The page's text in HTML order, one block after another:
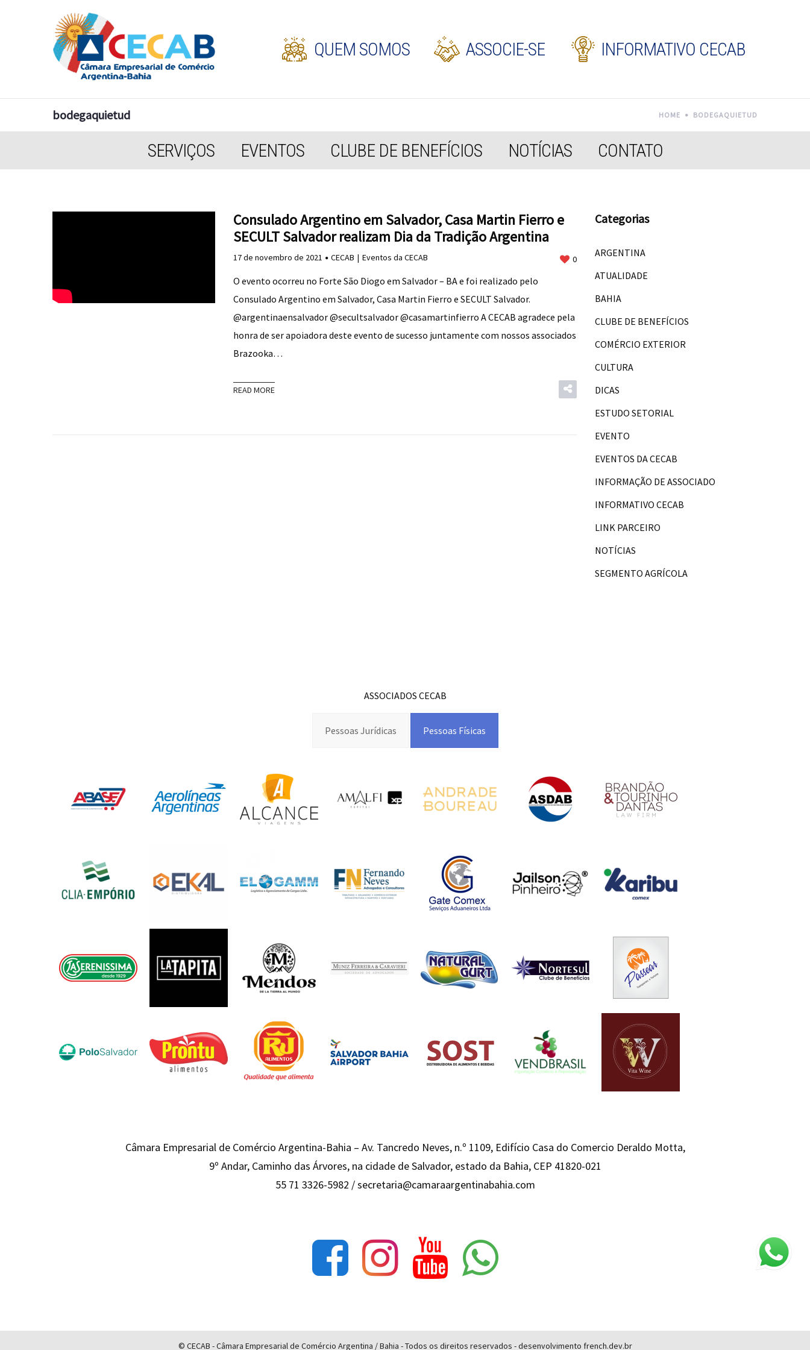
QUEM SOMOS ASSOCIE-SE INFORMATIVO CECAB
bodegaquietud HOME BODEGAQUIETUD
SERVIÇOS EVENTOS CLUBE DE BENEFÍCIOS NOTÍCIAS CONTATO
Consulado Argentino em Salvador, Casa Martin Fierro e
SECULT Salvador realizam Dia da Tradição Argentina
17 de novembro de 2021 CECAB Eventos da CECAB 0
O evento ocorreu no Forte São Diogo em Salvador – BA e foi realizado pelo
Consulado Argentino em Salvador, Casa Martin Fierro e SECULT Salvador.
@argentinaensalvador @secultsalvador @casamartinfierro A CECAB agradece pela
honra de ser apoiadora deste evento de sucesso juntamente com nossos associados
Brazooka…
READ MORE
Categorias
ARGENTINA
ATUALIDADE
BAHIA
CLUBE DE BENEFÍCIOS
COMÉRCIO EXTERIOR
CULTURA
DICAS
ESTUDO SETORIAL
EVENTO
EVENTOS DA CECAB
INFORMAÇÃO DE ASSOCIADO
INFORMATIVO CECAB
LINK PARCEIRO
NOTÍCIAS
SEGMENTO AGRÍCOLA
ASSOCIADOS CECAB
Pessoas Jurídicas Pessoas Físicas
Câmara Empresarial de Comércio Argentina-Bahia – Av. Tancredo Neves, n.º 1109, Edifício Casa do Comercio Deraldo Motta,
9º Andar, Caminho das Árvores, na cidade de Salvador, estado da Bahia, CEP 41820-021
55 71 3326-5982 /secretaria@camaraargentinabahia.com
© CECAB - Câmara Empresarial de Comércio Argentina / Bahia - Todos os direitos reservados - desenvolvimento french.dev.br